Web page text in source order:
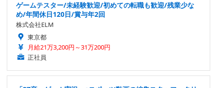
ゲームテスター/未経験歓迎/初めての転職も歓迎/残業少な
め/年間休日120日/賞与年2回
株式会社ELM
東京都
月給21万3,200円～31万200円
正社員